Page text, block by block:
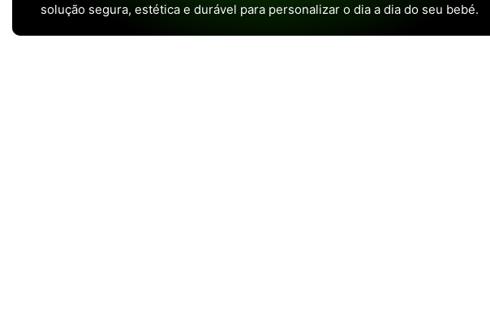
solução segura, estética e durável para personalizar o dia a dia do seu bebé.